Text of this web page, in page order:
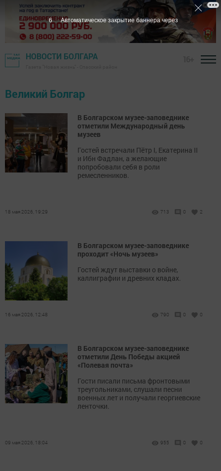
НОВОСТИ БОЛГАРА
Великий Болгар
В Болгарском музее-заповеднике
отметили Международный день
музеев
Гостей встречали Пётр I, Екатерина II
и Ибн Фадлан, а желающие
попробовали себя в роли
ремесленников.
18 мая 2026, 19:29 713 0 2
В Болгарском музее-заповеднике
проходит «Ночь музеев»
Гостей ждут выставки о войне,
каллиграфии и древних кладах.
16 мая 2026, 12:48 790 0 0
В Болгарском музее-заповеднике
отметили День Победы акцией
«Полевая почта»
Гости писали письма фронтовыми
треугольниками, слушали песни
военных лет и получали георгиевские
ленточки.
09 мая 2026, 18:04 955 0 0
5 Автоматическое закрытие баннера через